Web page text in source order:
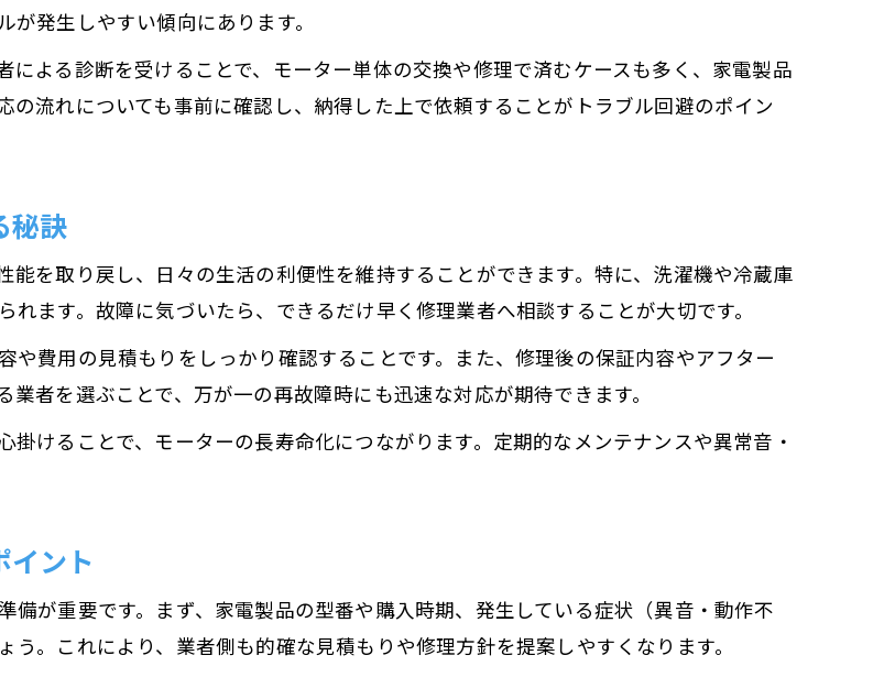
修理手続きをスムーズにする準備術
修理と出張サービスの違いを比較
ター修理で持ち込みと出張のメリット比較
機器修理費用の違いをモーター中心に解説
ター修理で自宅対応の便利さを体験する方法
でモーター修理費用を抑える方法
ター修理時の保証内容をしっかり確認
修理で保証が適用されるケースとは
発生しやすい傾向にあります。
よる診断を受けることで、モーター単体の交換や修理で済むケースも多く、家電製品
流れについても事前に確認し、納得した上で依頼することがトラブル回避のポイン
秘訣
を取り戻し、日々の生活の利便性を維持することができます。特に、洗濯機や冷蔵庫
ます。故障に気づいたら、できるだけ早く修理業者へ相談することが大切です。
費用の見積もりをしっかり確認することです。また、修理後の保証内容やアフター
者を選ぶことで、万が一の再故障時にも迅速な対応が期待できます。
けることで、モーターの長寿命化につながります。定期的なメンテナンスや異常音・
イント
が重要です。まず、家電製品の型番や購入時期、発生している症状（異音・動作不
。これにより、業者側も的確な見積もりや修理方針を提案しやすくなります。